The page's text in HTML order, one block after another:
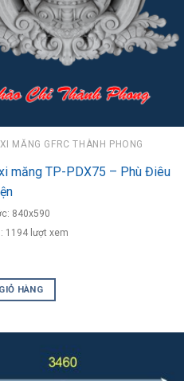
MĂNG GFRC THÀNH PHONG
măng TP-PDX75 – Phù Điêu
840x590
1194 lượt xem
HÀNG